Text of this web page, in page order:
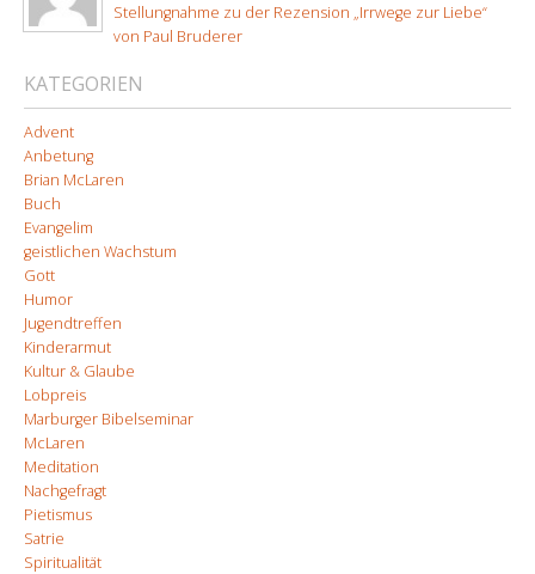
Stellungnahme zu der Rezension „Irrwege zur Liebe“
von Paul Bruderer
KATEGORIEN
Advent
Anbetung
Brian McLaren
Buch
Evangelim
geistlichen Wachstum
Gott
Humor
Jugendtreffen
Kinderarmut
Kultur & Glaube
Lobpreis
Marburger Bibelseminar
McLaren
Meditation
Nachgefragt
Pietismus
Satrie
Spiritualität